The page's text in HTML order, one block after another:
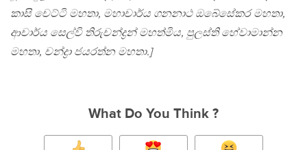
කාසි චෙට්ටි මහතා, මහාචාර්ය ගනනාථ ඔබේසේකර මහතා,
ආචාර්ය සෙල්වි තිරුචන්ද්‍රන් මහත්මිය, පුලස්ති හේවාමාන්න
මහතා, චන්ද්‍රා ජයරත්න මහතා.]
What Do You Think ?